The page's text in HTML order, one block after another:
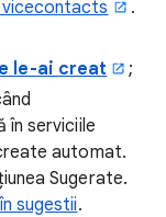
.
le-ai creat
;
în serviciile
automat.
Sugerate.
sugestii.